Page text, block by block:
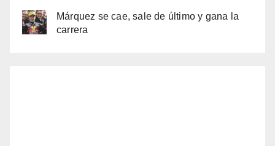
Márquez se cae, sale de último y gana la
carrera